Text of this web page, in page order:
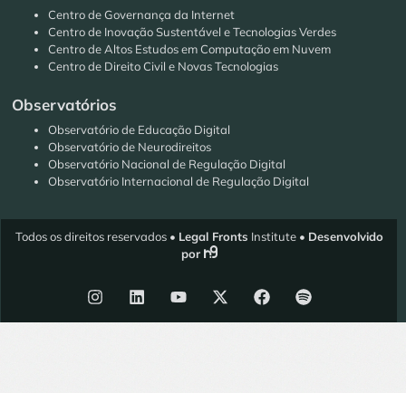
Centro de Governança da Internet
Centro de Inovação Sustentável e Tecnologias Verdes
Centro de Altos Estudos em Computação em Nuvem
Centro de Direito Civil e Novas Tecnologias
Observatórios
Observatório de Educação Digital
Observatório de Neurodireitos
Observatório Nacional de Regulação Digital
Observatório Internacional de Regulação Digital
Todos os direitos reservados • Legal Fronts Institute • Desenvolvido
por